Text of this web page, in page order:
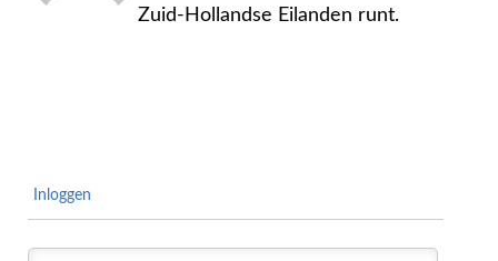
Zuid-Hollandse Eilanden runt.
Inloggen